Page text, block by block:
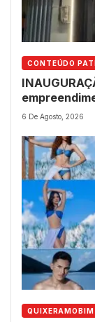
CONTEÚDO
6 De Agosto, 2026
QUIXERAMOBIM